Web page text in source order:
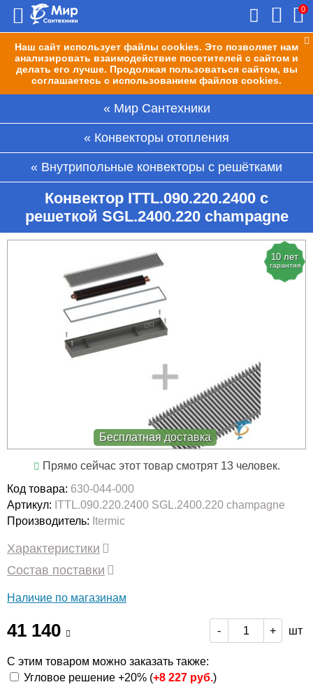
Наш сайт использует файлы cookies. Это позволяет нам
анализировать взаимодействие посетителей с сайтом и
делать его лучше. Продолжая пользоваться сайтом, вы
соглашаетесь с использованием файлов cookies.
0
Мир Сантехники
Конвекторы отопления
Внутрипольные конвекторы с решётками
Конвектор ITTL.090.220.2400 с
решеткой SGL.2400.220 champagne
10 лет
гарантия
Бесплатная доставка
Прямо сейчас этот товар смотрят 13 человек.
Код товара: 630-044-000
Артикул: ITTL.090.220.2400 SGL.2400.220 champagne
Производитель: Itermic
Характеристики
Состав поставки
Наличие по магазинам
41 140 - + шт
С этим товаром можно заказать также:
Угловое решение +20% (+8 227 руб.)